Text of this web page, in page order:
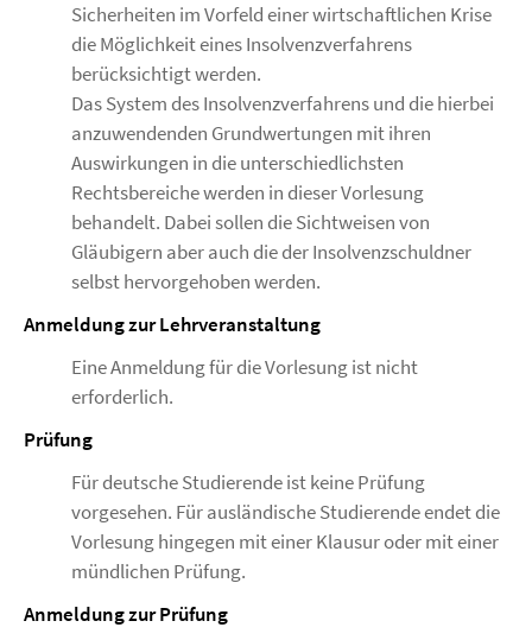
Sicherheiten im Vorfeld einer wirtschaftlichen Krise
die Möglichkeit eines Insolvenzverfahrens
berücksichtigt werden.
Das System des Insolvenzverfahrens und die hierbei
anzuwendenden Grundwertungen mit ihren
Auswirkungen in die unterschiedlichsten
Rechtsbereiche werden in dieser Vorlesung
behandelt. Dabei sollen die Sichtweisen von
Gläubigern aber auch die der Insolvenzschuldner
selbst hervorgehoben werden.
Anmeldung zur Lehrveranstaltung
Eine Anmeldung für die Vorlesung ist nicht
erforderlich.
Prüfung
Für deutsche Studierende ist keine Prüfung
vorgesehen. Für ausländische Studierende endet die
Vorlesung hingegen mit einer Klausur oder mit einer
mündlichen Prüfung.
Anmeldung zur Prüfung